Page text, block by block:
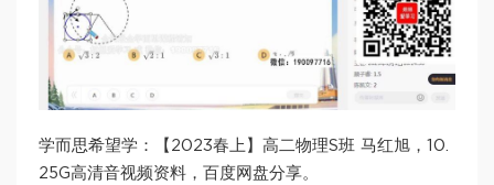
学而思希望学：【2023春上】高二物理S班 马红旭，10.
25G高清音视频资料，百度网盘分享。